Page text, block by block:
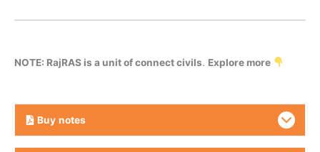
NOTE: RajRAS is a unit of connect civils. Explore more
Buy notes